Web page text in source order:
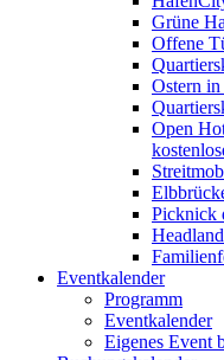
Grüne
Offene
Ostern
Open
Picknick
Eventkalender
Programm
Eventkalender
Eigenes Event